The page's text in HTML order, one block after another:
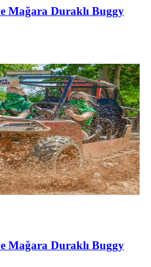
Mağara Duraklı Buggy
Mağara Duraklı Buggy